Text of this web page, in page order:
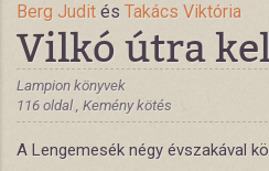
Berg Judit és Takács Viktória
Vilkó útra
Lampion könyvek
116 oldal , Kemény kötés
A Lengemesék négy évszakával